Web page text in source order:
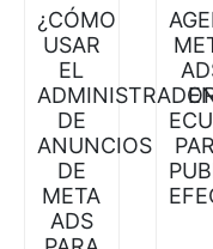
¿CÓMO
USAR
EL
DE
ANUNCIOS
DE
META
ADS